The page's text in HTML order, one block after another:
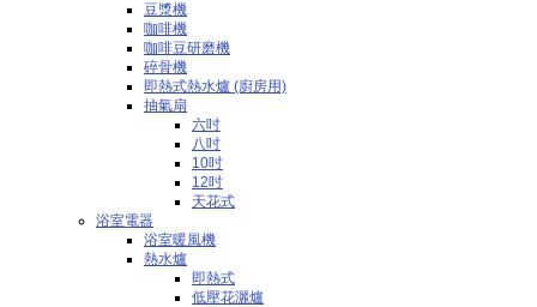
豆漿機
咖啡機
咖啡豆研磨機
碎骨機
即熱式熱水爐 (廚房用)
抽氣扇
六吋
八吋
10吋
12吋
天花式
浴室電器
浴室暖風機
熱水爐
即熱式
低壓花灑爐